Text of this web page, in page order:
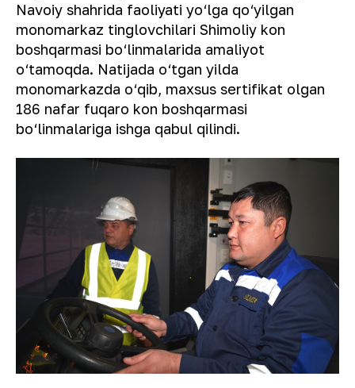
Navoiy shahrida faoliyati yo‘lga qo‘yilgan
monomarkaz tinglovchilari Shimoliy kon
boshqarmasi bo‘linmalarida amaliyot
o‘tamoqda. Natijada o‘tgan yilda
monomarkazda o‘qib, maxsus sertifikat olgan
186 nafar fuqaro kon boshqarmasi
bo‘linmalariga ishga qabul qilindi.